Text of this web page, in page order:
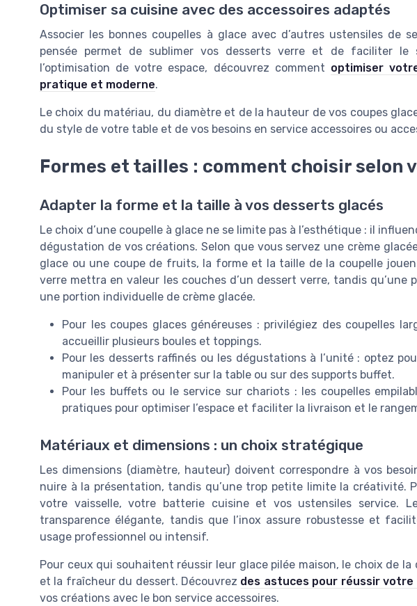
Optimiser sa cuisine avec des accessoires adaptés
Associer les bonnes coupelles à glace avec d’autres ustensiles de
pensée permet de sublimer vos desserts verre et de faciliter le
l’optimisation de votre espace, découvrez comment optimiser
pratique et moderne.
Le choix du matériau, du diamètre et de la hauteur de vos coupes
du style de votre table et de vos besoins en service accessoires ou
Formes et tailles : comment choisir selon
Adapter la forme et la taille à vos desserts glacés
Le choix d’une coupelle à glace ne se limite pas à l’esthétique : il
dégustation de vos créations. Selon que vous servez une crème
glace ou une coupe de fruits, la forme et la taille de la coupelle
verre mettra en valeur les couches d’un dessert verre, tandis qu’une
une portion individuelle de crème glacée.
Pour les coupes glaces généreuses : privilégiez des coupelles
accueillir plusieurs boules et toppings.
Pour les desserts raffinés ou les dégustations à l’unité : optez
manipuler et à présenter sur la table ou sur des supports buffet.
Pour les buffets ou le service sur chariots : les coupelles
pratiques pour optimiser l’espace et faciliter la livraison et le
Matériaux et dimensions : un choix stratégique
Les dimensions (diamètre, hauteur) doivent correspondre à vos
nuire à la présentation, tandis qu’une trop petite limite la créativité.
votre vaisselle, votre batterie cuisine et vos ustensiles service.
transparence élégante, tandis que l’inox assure robustesse et
usage professionnel ou intensif.
Pour ceux qui souhaitent réussir leur glace pilée maison, le choix de
et la fraîcheur du dessert. Découvrez des astuces pour réussir votre
vos créations avec le bon service accessoires.